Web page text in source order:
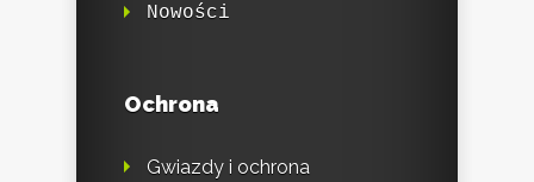
Nowości
Ochrona
Gwiazdy i ochrona